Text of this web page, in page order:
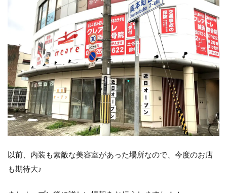
以前、内装も素敵な美容室があった場所なので、今度のお店
も期待大♪